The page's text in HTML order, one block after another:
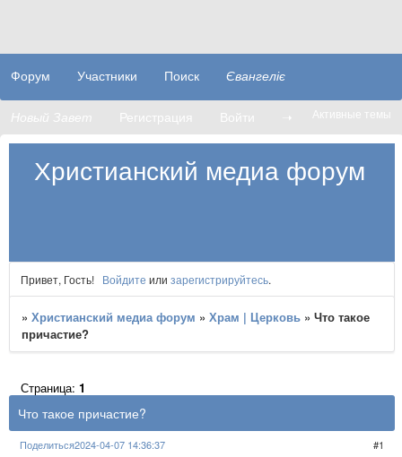
Христианский медиа форум
Форум Участники Поиск Євангеліє
Новый Завет Регистрация Войти ➝ Активные темы
Привет, Гость! Войдите или зарегистрируйтесь.
»Христианский медиа форум »Храм | Церковь »Что такое
причастие?
Что такое причастие?
Страница:1
Поделиться 1
2024-04-07 14:36:37